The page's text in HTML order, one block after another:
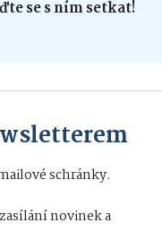
se s ním setkat!
schránky.
novinek a